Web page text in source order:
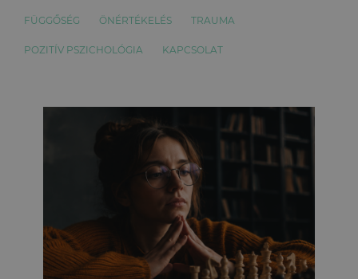
FÜGGŐSÉG ÖNÉRTÉKELÉS TRAUMA
POZITÍV PSZICHOLÓGIA KAPCSOLAT